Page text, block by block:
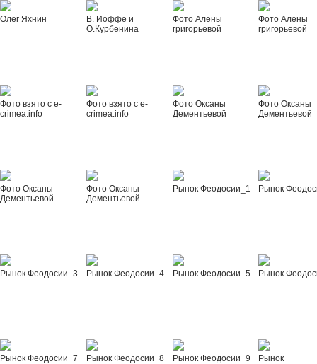
Олег Яхнин
В. Иоффе и
О.Курбенина
Фото Алены
григорьевой
Фото Алены
григорьевой
Фото взято с e-
crimea.info
Фото взято с e-
crimea.info
Фото Оксаны
Дементьевой
Фото Оксаны
Дементьевой
Фото Оксаны
Дементьевой
Фото Оксаны
Дементьевой
Рынок Феодосии_1 Рынок
Рынок Феодосии_3 Рынок Феодосии_4 Рынок Феодосии_5 Рынок
Рынок Феодосии_7 Рынок Феодосии_8 Рынок Феодосии_9
Рынок